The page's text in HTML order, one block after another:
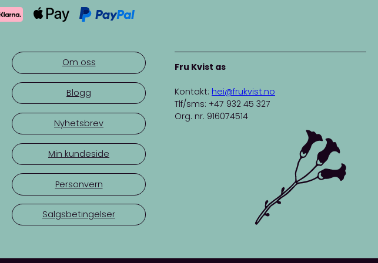
Om oss
Blogg
Nyhetsbrev
Min kundeside
Personvern
Salgsbetingelser
Fru Kvist as
Kontakt: hei@frukvist.no
Tlf/sms: +47 932 45 327
Org. nr. 916074514